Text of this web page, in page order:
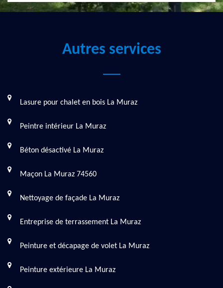
Autres services
Lasure pour chalet en bois La Muraz
Peintre intérieur La Muraz
Béton désactivé La Muraz
Maçon La Muraz 74560
Nettoyage de façade La Muraz
Entreprise de terrassement La Muraz
Peinture et décapage de volet La Muraz
Peinture extérieure La Muraz